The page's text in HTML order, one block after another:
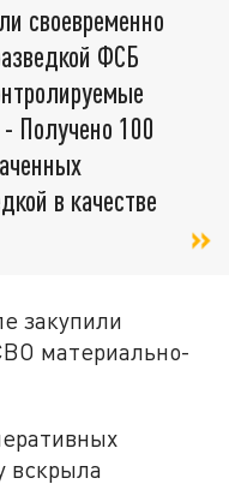
своевременно
ФСБ
Получено 100
в качестве
закупили
материально-
вскрыла